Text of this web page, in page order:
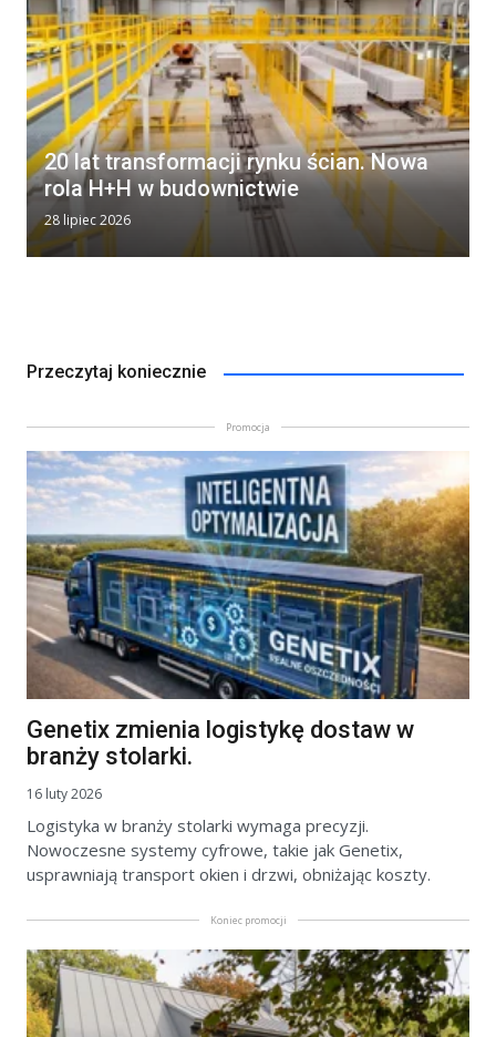
20 lat transformacji rynku ścian. Nowa
rola H+H w budownictwie
28 lipiec 2026
Przeczytaj koniecznie
Promocja
Genetix zmienia logistykę dostaw w
branży stolarki.
16 luty 2026
Logistyka w branży stolarki wymaga precyzji.
Nowoczesne systemy cyfrowe, takie jak Genetix,
usprawniają transport okien i drzwi, obniżając koszty.
Koniec promocji